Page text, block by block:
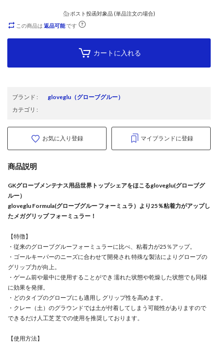
ポスト投函対象品 (単品注文の場合)
この商品は 返品可能です
カートに入れる
ブランド : gloveglu （グローブグルー）
カテゴリ :
お気に入り登録 マイブランドに登録
商品説明
GKグローブメンテナス用品世界トップシェアをほこるgloveglu(グローブグ
ルー）
gloveglu Formula(グローブグルー フォーミュラ）より25％粘着力がアップし
たメガグリップ フォーミュラー！
【特徴】
・従来のグローブグルーフォーミュラーに比べ、粘着力が25％アップ。
・ゴールキーパーのニーズに合わせて開発され 特殊な製法によりグローブの
グリップ力が向上。
・ゲーム前や最中に使用することができ 濡れた状態や乾燥した状態でも同様
に効果を発揮。
・どのタイプのグローブにも適用し グリップ性を高めます。
・クレー（土）のグラウンドでは土が付着してしまう可能性がありますので
できるだけ人工芝 芝での使用を推奨しております。
【使用方法】